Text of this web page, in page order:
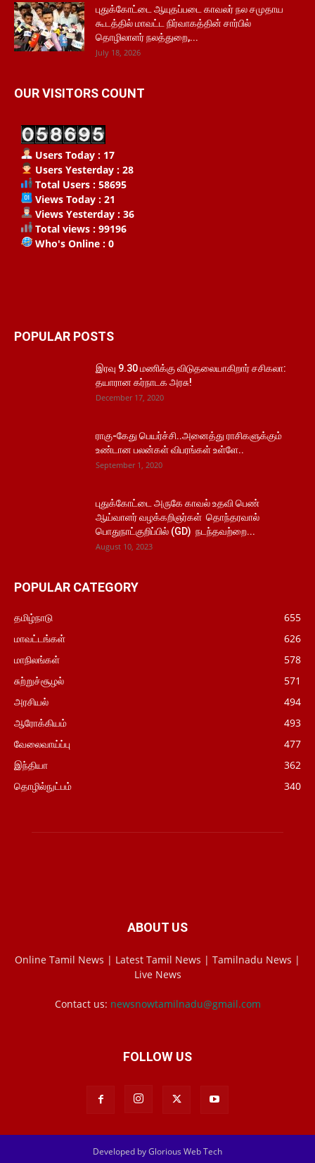
புதுக்கோட்டை ஆயுதப்படை காவலர் நல சமுதாய
கூடத்தில் மாவட்ட நிர்வாகத்தின் சார்பில்
தொழிலாளர் நலத்துறை,...
July 18, 2026
OUR VISITORS COUNT
Users Today : 17
Users Yesterday : 28
Total Users : 58695
Views Today : 21
Views Yesterday : 36
Total views : 99196
Who's Online : 0
POPULAR POSTS
இரவு 9.30 மணிக்கு விடுதலையாகிறார் சசிகலா:
தயாரான கர்நாடக அரசு!
December 17, 2020
ராகு-கேது பெயர்ச்சி..அனைத்து ராசிகளுக்கும்
உண்டான பலன்கள் விபரங்கள் உள்ளே..
September 1, 2020
புதுக்கோட்டை அருகே காவல் உதவி பெண்
ஆய்வாளர் வழக்கறிஞர்கள் தொந்தரவால்
பொதுநாட்குறிப்பில் (GD) நடந்தவற்றை...
August 10, 2023
POPULAR CATEGORY
தமிழ்நாடு
655
மாவட்டங்கள்
626
மாநிலங்கள்
578
சுற்றுச்சூழல்
571
அரசியல்
494
ஆரோக்கியம்
493
வேலைவாய்ப்பு
477
இந்தியா
362
தொழில்நுட்பம்
340
ABOUT US
Online Tamil News | Latest Tamil News | Tamilnadu News |
Live News
Contact us: newsnowtamilnadu@gmail.com
FOLLOW US
Developed by Glorious Web Tech